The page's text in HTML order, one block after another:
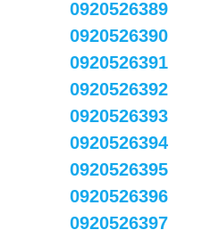
0920526389
0920526390
0920526391
0920526392
0920526393
0920526394
0920526395
0920526396
0920526397